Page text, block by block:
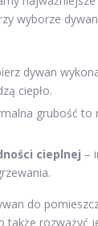
wyborze
dywan
ciepło.
grubość to
cieplnej –
do
także rozważyć